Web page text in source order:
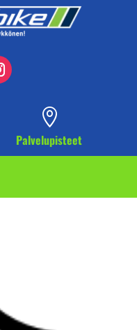

Palvelupisteet